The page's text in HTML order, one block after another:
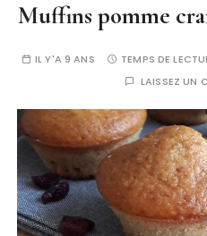
Muffins pomme
IL Y'A 9 ANS TEMPS DE
LAISSEZ UN